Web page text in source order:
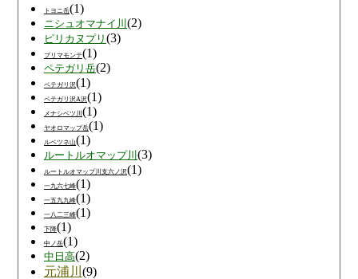
トヨニ岳(1)
ニシュオマナイ川 (2)
ピリカヌプリ (3)
プリマモンテ(1)
ペテガリ岳(2)
ペテガリ沢(1)
ペテガリ沢A沢(1)
メナシベツ川 (1)
ヤオロマップ岳(1)
ルベツネ山(1)
ルートルオマップ川 (3)
ルートルオマップ川支六ノ沢(1)
一九六七峰(1)
一五九九峰(1)
一八二三峰(1)
下降(1)
中ノ岳(1)
中日高(2)
元浦川 (9)